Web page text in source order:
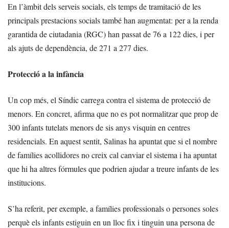
En l’àmbit dels serveis socials, els temps de tramitació de les
principals prestacions socials també han augmentat: per a la renda
garantida de ciutadania (RGC) han passat de 76 a 122 dies, i per
als ajuts de dependència, de 271 a 277 dies.
Protecció a la infància
Un cop més, el Síndic carrega contra el sistema de protecció de
menors. En concret, afirma que no es pot normalitzar que prop de
300 infants tutelats menors de sis anys visquin en centres
residencials. En aquest sentit, Salinas ha apuntat que si el nombre
de famílies acollidores no creix cal canviar el sistema i ha apuntat
que hi ha altres fórmules que podrien ajudar a treure infants de les
institucions.
S’ha referit, per exemple, a famílies professionals o persones soles
perquè els infants estiguin en un lloc fix i tinguin una persona de